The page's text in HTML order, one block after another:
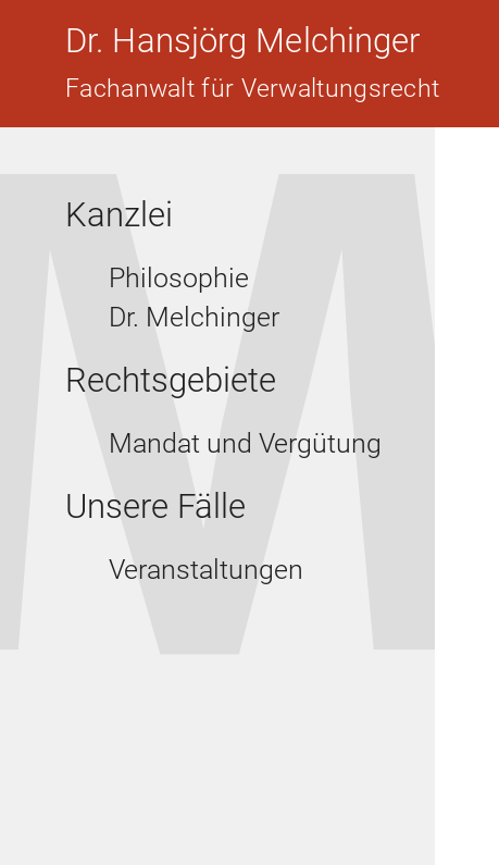
Dr. Hansjörg Melchinger
Fachanwalt für Verwaltungsrecht
Kanzlei
Philosophie
Dr. Melchinger
Rechtsgebiete
Mandat und Vergütung
Unsere Fälle
Veranstaltungen